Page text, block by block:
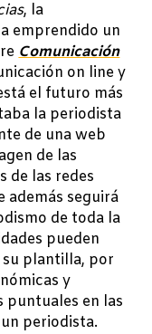
, la
emprendido un
Comunicación
on line y
el futuro más
la periodista
de una web
de las
de las redes
además seguirá
de toda la
pueden
plantilla, por
y
puntuales en las
periodista.